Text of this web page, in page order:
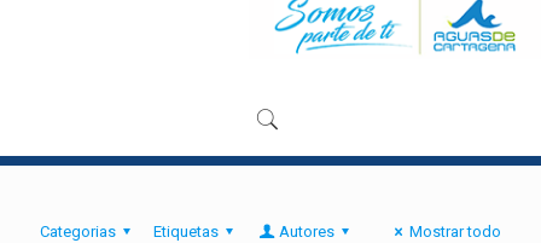
Categorias Etiquetas Autores Mostrar todo